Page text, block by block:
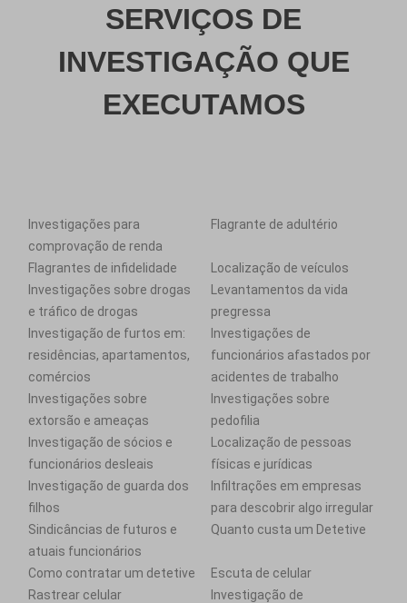
SERVIÇOS DE
INVESTIGAÇÃO QUE
EXECUTAMOS
Investigações para
comprovação de renda
Flagrante de adultério
Flagrantes de infidelidade
Localização de veículos
Investigações sobre drogas
e tráfico de drogas
Levantamentos da vida
pregressa
Investigação de furtos em:
residências, apartamentos,
comércios
Investigações de
funcionários afastados por
acidentes de trabalho
Investigações sobre
extorsão e ameaças
Investigações sobre
pedofilia
Investigação de sócios e
funcionários desleais
Localização de pessoas
físicas e jurídicas
Investigação de guarda dos
filhos
Infiltrações em empresas
para descobrir algo irregular
Sindicâncias de futuros e
atuais funcionários
Quanto custa um Detetive
Como contratar um detetive
Escuta de celular
Rastrear celular
Investigação de